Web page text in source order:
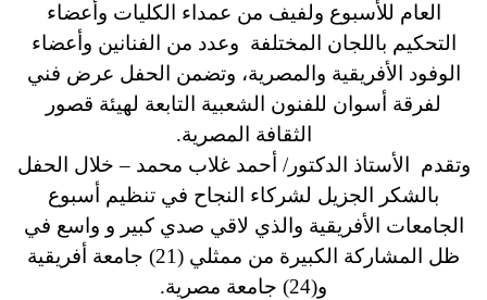
العام للأسبوع ولفيف من عمداء الكليات وأعضاء
التحكيم باللجان المختلفة وعدد من الفنانين وأعضاء
الوفود الأفريقية والمصرية، وتضمن الحفل عرض فني
لفرقة أسوان للفنون الشعبية التابعة لهيئة قصور
الثقافة المصرية.
وتقدم الأستاذ الدكتور/ أحمد غلاب محمد – خلال الحفل
بالشكر الجزيل لشركاء النجاح في تنظيم أسبوع
الجامعات الأفريقية والذي لاقي صدي كبير و واسع في
ظل المشاركة الكبيرة من ممثلي (21) جامعة أفريقية
و(24) جامعة مصرية.